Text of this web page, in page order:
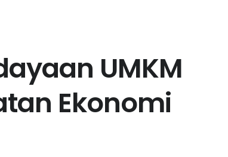
UMKM
Ekonomi